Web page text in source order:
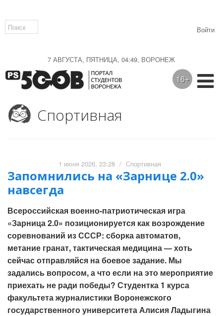
7 АВГУСТА, ПЯТНИЦА, 04:49, ВОРОНЕЖ
Войти
16+
Спортивная
1 июня 2026, 23:28 / Спортивная
Запомнились на «Зарнице 2.0»
навсегда
Всероссийская военно-патриотическая игра
«Зарница 2.0» позиционируется как возрождение
соревнований из СССР: сборка автоматов,
метание гранат, тактическая медицина — хоть
сейчас отправляйся на боевое задание. Мы
задались вопросом, а что если на это мероприятие
приехать не ради победы? Студентка 1 курса
факультета журналистики Воронежского
государственного университета Алисия Ладыгина